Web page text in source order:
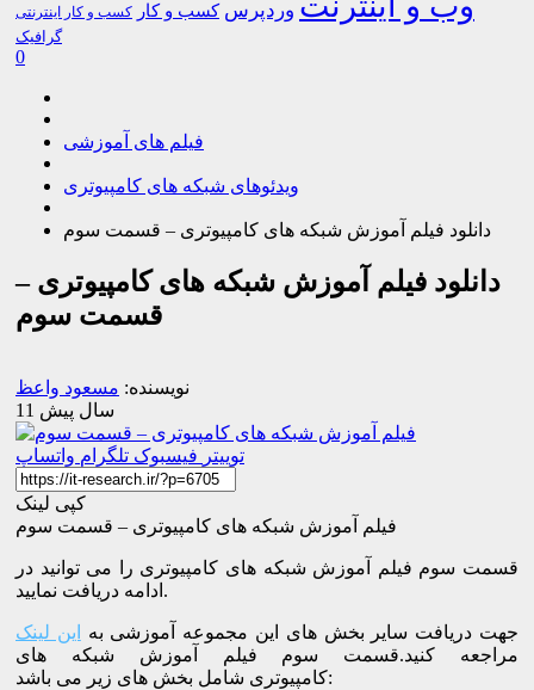
وردپرس کسب و کار کسب و کار اینترنتی
گرافیک
0
فیلم های آموزشی
ویدئوهای شبکه های کامپیوتری
دانلود فیلم آموزش شبکه های کامپیوتری – قسمت سوم
دانلود فیلم آموزش شبکه های کامپیوتری –
قسمت سوم
نویسنده: مسعود واعظ
11 سال پیش
توییتر فیسبوک تلگرام واتساپ
کپی لینک
فیلم آموزش شبکه های کامپیوتری – قسمت سوم
قسمت سوم فیلم آموزش شبکه های کامپیوتری را می توانید در
ادامه دریافت نمایید.
جهت دریافت سایر بخش های این مجموعه آموزشی به
این لینک
مراجعه کنید.قسمت سوم فیلم آموزش شبکه های
کامپیوتری شامل بخش های زیر می باشد: